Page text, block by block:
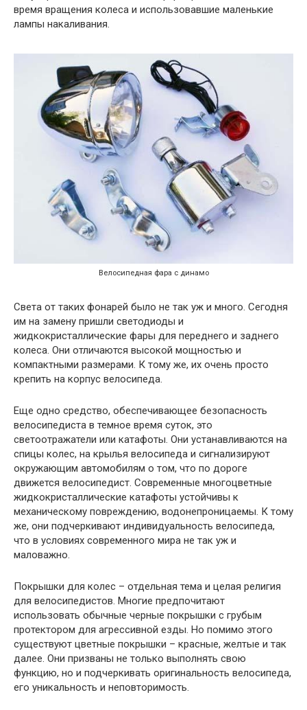
время вращения колеса и использовавшие маленькие
лампы накаливания.
Велосипедная фара с динамо
Света от таких фонарей было не так уж и много. Сегодня
им на замену пришли светодиоды и
жидкокристаллические фары для переднего и заднего
колеса. Они отличаются высокой мощностью и
компактными размерами. К тому же, их очень просто
крепить на корпус велосипеда.
Еще одно средство, обеспечивающее безопасность
велосипедиста в темное время суток, это
светоотражатели или катафоты. Они устанавливаются на
спицы колес, на крылья велосипеда и сигнализируют
окружающим автомобилям о том, что по дороге
движется велосипедист. Современные многоцветные
жидкокристаллические катафоты устойчивы к
механическому повреждению, водонепроницаемы. К тому
же, они подчеркивают индивидуальность велосипеда,
что в условиях современного мира не так уж и
маловажно.
Покрышки для колес – отдельная тема и целая религия
для велосипедистов. Многие предпочитают
использовать обычные черные покрышки с грубым
протектором для агрессивной езды. Но помимо этого
существуют цветные покрышки – красные, желтые и так
далее. Они призваны не только выполнять свою
функцию, но и подчеркивать оригинальность велосипеда,
его уникальность и неповторимость.